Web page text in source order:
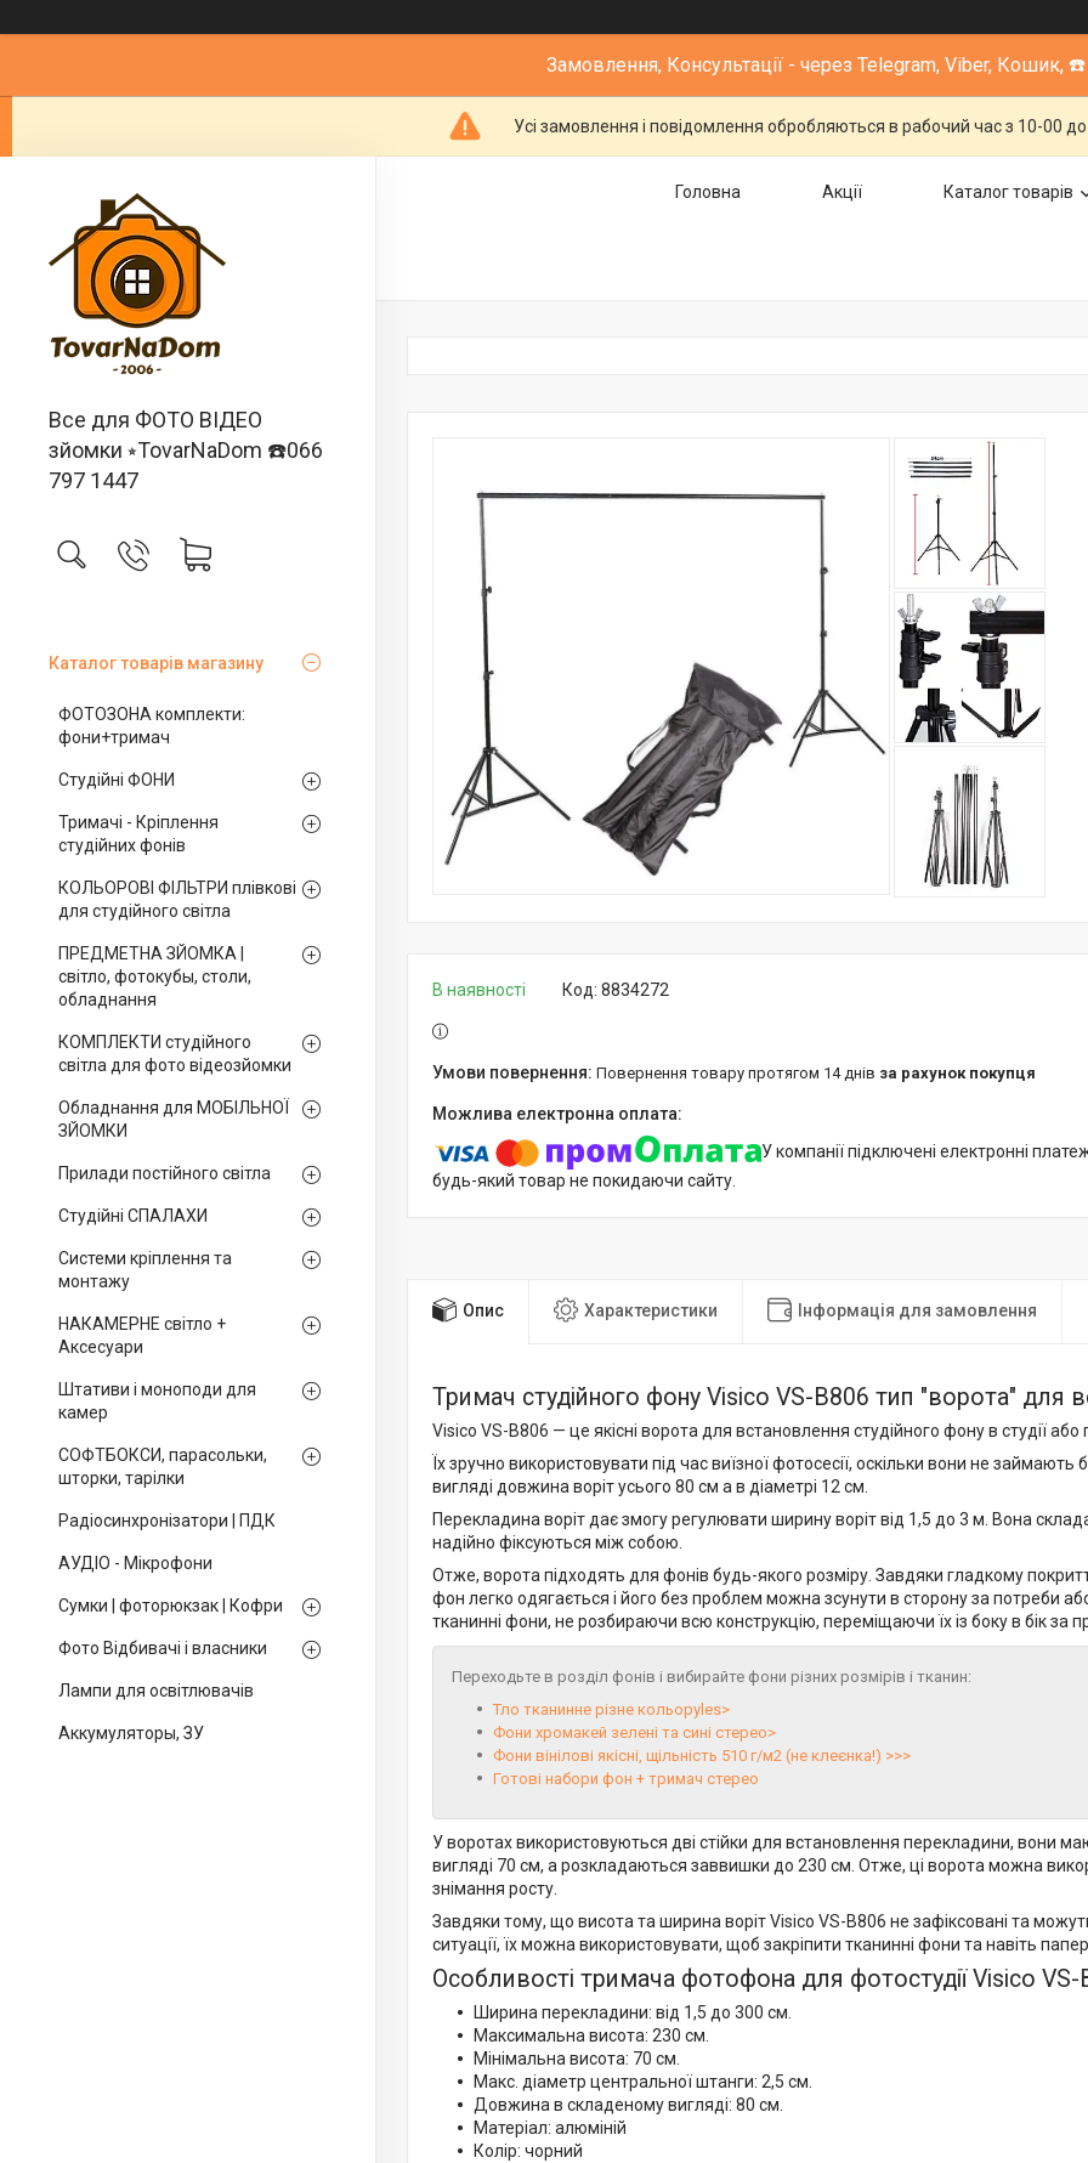
Замовлення, Консультації - через Telegram, Viber, Кошик, ☎️
Усі замовлення і повідомлення обробляються в рабочий час з 10-00 до
Все для ФОТО ВІДЕО
зйомки ⭒TovarNaDom ☎️066
797 1447
Каталог товарів магазину
ФОТОЗОНА комплекти:
фони+тримач
Студійні ФОНИ
Тримачі - Кріплення
студійних фонів
КОЛЬОРОВІ ФІЛЬТРИ плівкові
для студійного світла
ПРЕДМЕТНА ЗЙОМКА |
світло, фотокубы, столи,
обладнання
КОМПЛЕКТИ студійного
світла для фото відеозйомки
Обладнання для МОБІЛЬНОЇ
ЗЙОМКИ
Прилади постійного світла
Студійні СПАЛАХИ
Системи кріплення та
монтажу
НАКАМЕРНЕ світло +
Аксесуари
Штативи і моноподи для
камер
СОФТБОКСИ, парасольки,
шторки, тарілки
Радіосинхронізатори | ПДК
АУДІО - Мікрофони
Сумки | фоторюкзак | Кофри
Фото Відбивачі і власники
Лампи для освітлювачів
Аккумуляторы, ЗУ
Головна Акції Каталог товарів
В наявності Код: 8834272
повернення товару протягом 14 днів за рахунок покупця
У компанії підключені електронні
будь-який товар не покидаючи сайту.
Опис Характеристики Інформація для замовлення
Тримач студійного фону Visico VS-B806 тип "ворота" для
Visico VS-B806 — це якісні ворота для встановлення студійного фону в студії
Їх зручно використовувати під час виїзної фотосесії, оскільки вони не
вигляді довжина воріт усього 80 см а в діаметрі 12 см.
Перекладина воріт дає змогу регулювати ширину воріт від 1,5 до 3 м. Вона
надійно фіксуються між собою.
Отже, ворота підходять для фонів будь-якого розміру. Завдяки гладкому
фон легко одягається і його без проблем можна зсунути в сторону за потреби
тканинні фони, не розбираючи всю конструкцію, переміщаючи їх із боку в бік за
Переходьте в розділ фонів і вибирайте фони різних розмірів і тканин:
Тло тканинне різне кольоруles>
Фони хромакей зелені та сині стерео>
Фони вінілові якісні, щільність 510 г/м2 (не клеєнка!) >>>
Готові набори фон + тримач стерео
У воротах використовуються дві стійки для встановлення перекладини, вони
вигляді 70 см, а розкладаються заввишки до 230 см. Отже, ці ворота можна
знімання росту.
Завдяки тому, що висота та ширина воріт Visico VS-B806 не зафіксовані та
ситуації, їх можна використовувати, щоб закріпити тканинні фони та навіть
Особливості тримача фотофона для фотостудії Visico VS-
Ширина перекладини: від 1,5 до 300 см.
Максимальна висота: 230 см.
Мінімальна висота: 70 см.
Макс. діаметр центральної штанги: 2,5 см.
Довжина в складеному вигляді: 80 см.
Матеріал: алюміній
Колір: чорний